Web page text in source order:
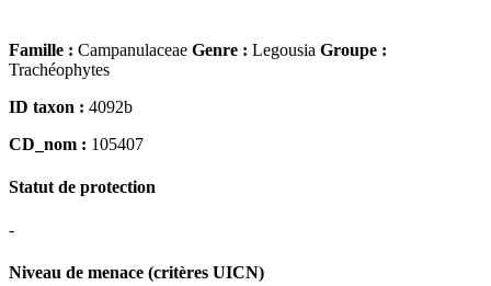
Famille : Campanulaceae Genre : Legousia Groupe :
Trachéophytes
ID taxon : 4092b
CD_nom : 105407
Statut de protection
-
Niveau de menace (critères UICN)